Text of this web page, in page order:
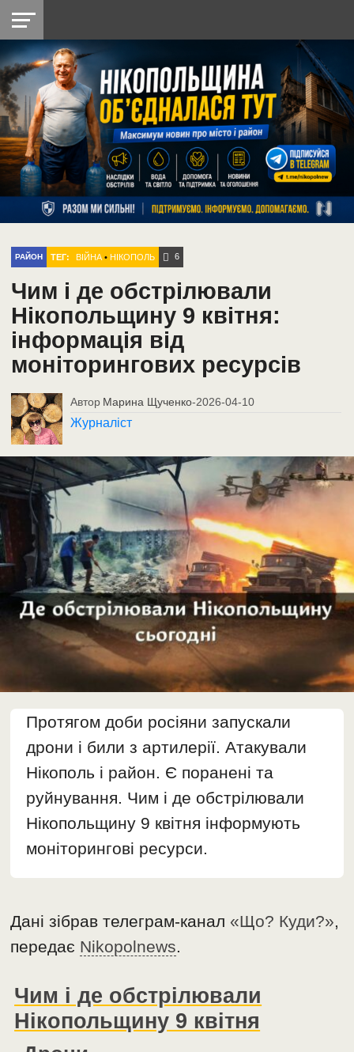
НІКОПОЛЬ
РАЙОН
СІЧЕСЛАВСЬКА
УКРАЇНА
РЕТРО
НІКОПОЛЬ
ЛАЙТ
УКРАЇНА
ДОПОМОГА
РАДІО
РАЙОН ТЕГ: ВІЙНА •НІКОПОЛЬ 6
Чим і де обстрілювали
Нікопольщину 9 квітня:
інформація від
моніторингових ресурсів
Автор Марина Щученко-2026-04-10
Журналіст
Протягом доби росіяни запускали
дрони і били з артилерії. Атакували
Нікополь і район. Є поранені та
руйнування. Чим і де обстрілювали
Нікопольщину 9 квітня інформують
моніторингові ресурси.
Дані зібрав телеграм-канал«Що? Куди?»,
передає Nikopolnews.
Чим і де обстрілювали
Нікопольщину 9 квітня